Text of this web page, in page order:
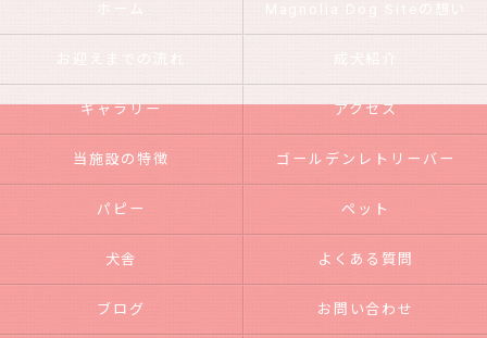
ホーム Magnolia Dog Siteの想い
お迎えまでの流れ 成犬紹介
ギャラリー アクセス
当施設の特徴 ゴールデンレトリーバー
パピー ペット
犬舎 よくある質問
ブログ お問い合わせ